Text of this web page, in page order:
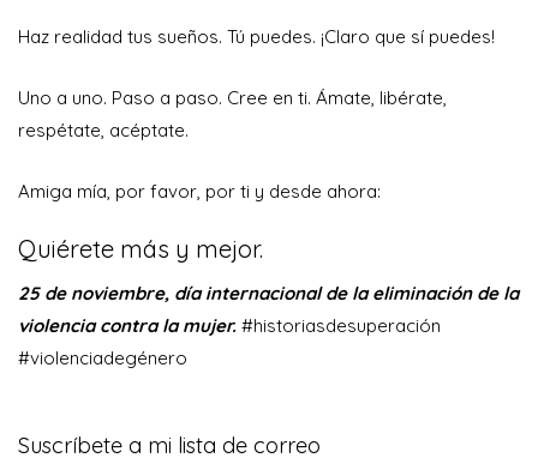
Haz realidad tus sueños. Tú puedes. ¡Claro que sí puedes!
Uno a uno. Paso a paso. Cree en ti. Ámate, libérate,
respétate, acéptate.
Amiga mía, por favor, por ti y desde ahora:
Quiérete más y mejor.
25 de noviembre, día internacional de la eliminación de la
violencia contra la mujer. #historiasdesuperación
#violenciadegénero
Suscríbete a mi lista de correo